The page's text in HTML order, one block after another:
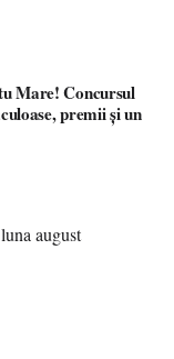
premii și un